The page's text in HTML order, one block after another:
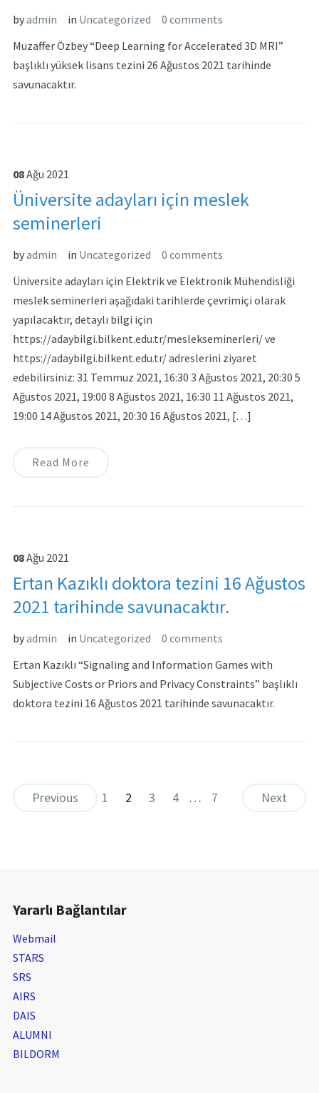
byadmin in Uncategorized
0 comments
Muzaffer Özbey “Deep Learning for Accelerated 3D MRI”
başlıklı yüksek lisans tezini 26 Ağustos 2021 tarihinde
savunacaktır.
08Ağu 2021
Üniversite adayları için meslek
seminerleri
byadmin in Uncategorized
0 comments
Üniversite adayları için Elektrik ve Elektronik Mühendisliği
meslek seminerleri aşağıdaki tarihlerde çevrimiçi olarak
yapılacaktır, detaylı bilgi için
https://adaybilgi.bilkent.edu.tr/meslekseminerleri/ ve
https://adaybilgi.bilkent.edu.tr/ adreslerini ziyaret
edebilirsiniz: 31 Temmuz 2021, 16:30 3 Ağustos 2021, 20:30 5
Ağustos 2021, 19:00 8 Ağustos 2021, 16:30 11 Ağustos 2021,
19:00 14 Ağustos 2021, 20:30 16 Ağustos 2021, […]
Read More
08Ağu 2021
Ertan Kazıklı doktora tezini 16 Ağustos
2021 tarihinde savunacaktır.
byadmin in Uncategorized
0 comments
Ertan Kazıklı “Signaling and Information Games with
Subjective Costs or Priors and Privacy Constraints” başlıklı
doktora tezini 16 Ağustos 2021 tarihinde savunacaktır.
Previous 1 2 3 4 … 7 Next
Yararlı Bağlantılar
Webmail
STARS
SRS
AIRS
DAIS
ALUMNI
BILDORM